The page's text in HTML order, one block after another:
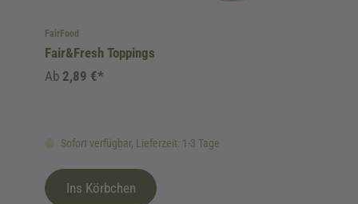
FairFood
Fair&Fresh Toppings
Sofort verfügbar, Lieferzeit: 1-3 Tage
Ab 2,89 €*
Ins Körbchen